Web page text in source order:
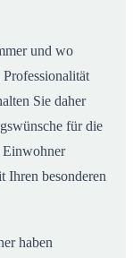
und wo
Sie daher
für die
Ihren besonderen
haben